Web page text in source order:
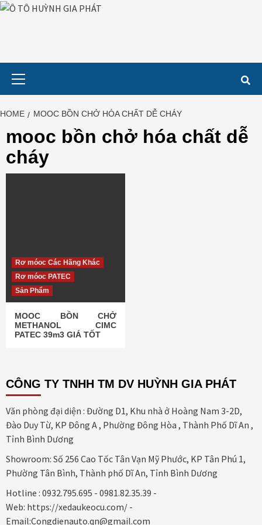
HOME MOOC BỒN CHỞ HÓA CHẤT DỄ CHÁY
mooc bồn chở hóa chất dễ
cháy
Rơ móoc Các Hãng Khác
Rơ móoc PATEC
Sản Phẩm
MOOC BỒN CHỞ
METHANOL CIMC
PATEC 39m3 GIÁ TỐT
CÔNG TY TNHH TM DV HUỲNH GIA PHÁT
Văn phòng đại diện : Đường D1, Khu nhà ở Hoàng Nam 3-2D,
Đào Duy Từ, KP Đông A , Phường Đông Hòa , Thành Phố Dĩ An ,
Tỉnh Bình Dương
Showroom: Số 256 Cao Tốc Tân Vạn Mỹ Phước, KP Tân Phú 1,
Phường Tân Bình, Thành phố Dĩ An, Tỉnh Bình Dương
Hotline : 0932.795.695 - 0981.82.35.39 -
Web: https://xedaukeocu.com/ -
Email:Congdienauto.qn@gmail.com